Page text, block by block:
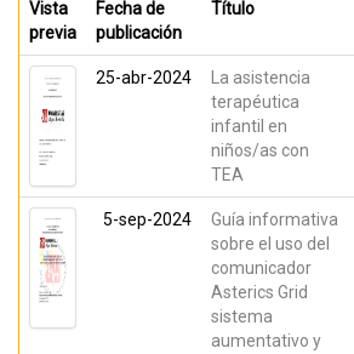
Vista
previa
Fecha de
publicación
Título
25-abr-2024
La asistencia
terapéutica
infantil en
niños/as con
TEA
5-sep-2024
Guía informativa
sobre el uso del
comunicador
Asterics Grid
sistema
aumentativo y